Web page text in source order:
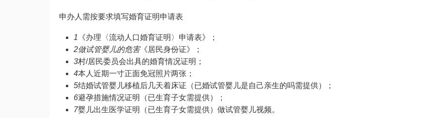
申办人需按要求填写婚育证明申请表
1
《办理〈流动人口婚育证明〉申请表》；
2做试管婴儿的危害《居民身份证》；
3村/居民委员会出具的婚育情况证明；
4本人近期一寸正面免冠照片两张；
5结婚试管婴儿移植后几天着床证（已婚试管婴儿是自己亲生的吗需提供）；
6避孕措施情况证明（已生育子女需提供）；
7婴儿出生医学证明（已生育子女需提供） 做试管婴儿视频。